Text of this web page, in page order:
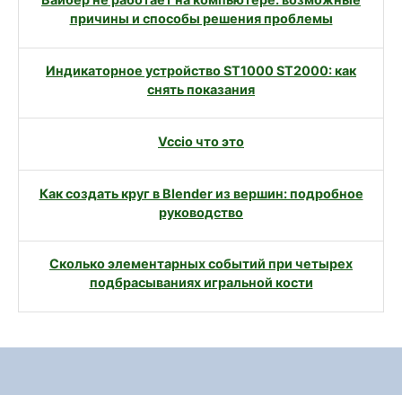
причины и способы решения проблемы
Индикаторное устройство ST1000 ST2000: как
снять показания
Vccio что это
Как создать круг в Blender из вершин: подробное
руководство
Сколько элементарных событий при четырех
подбрасываниях игральной кости